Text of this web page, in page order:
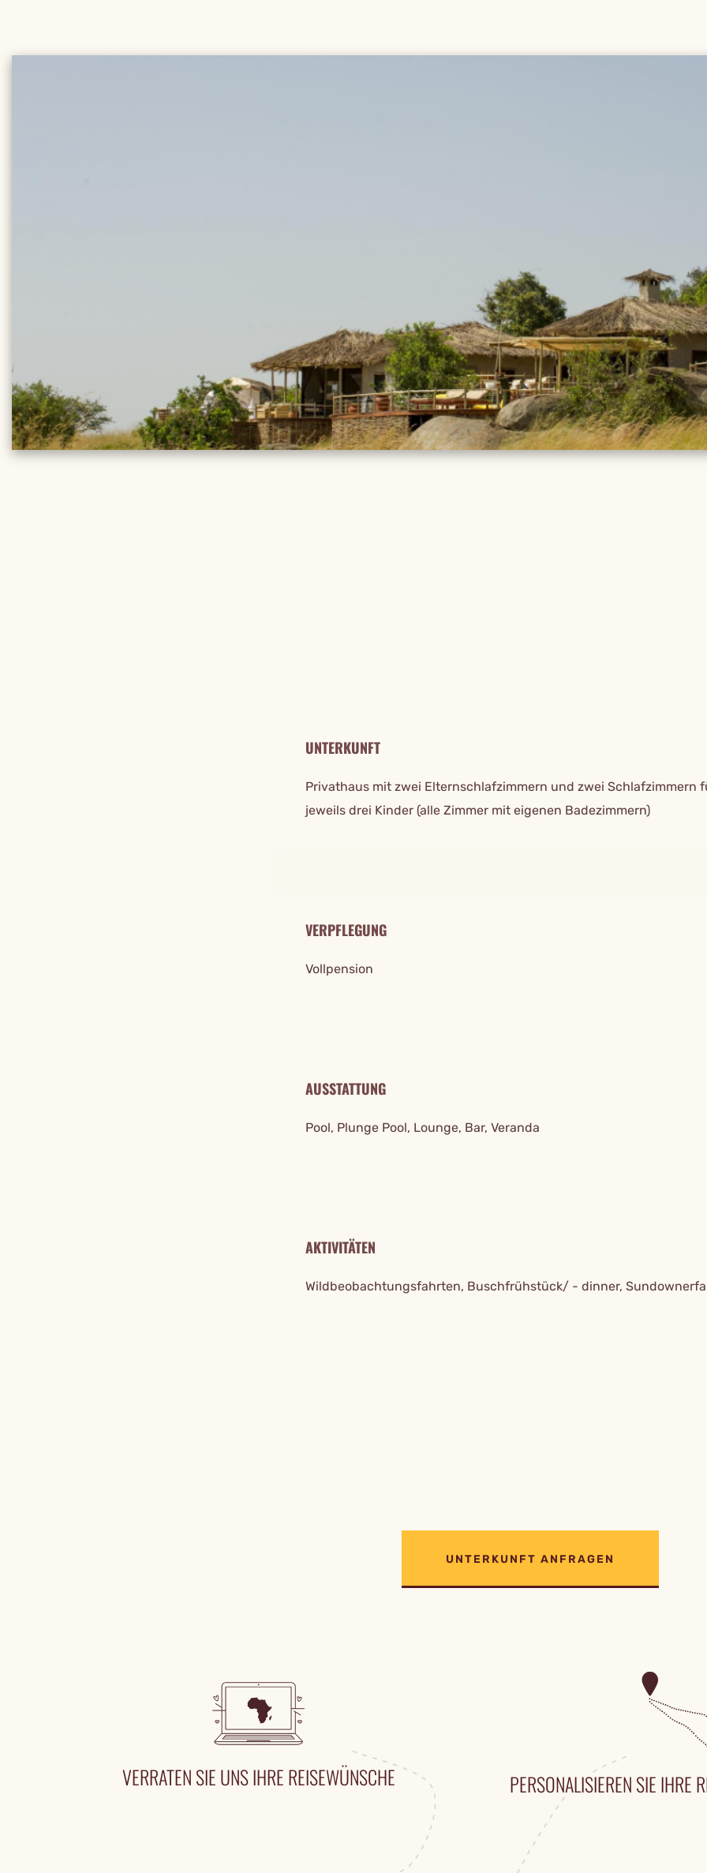
UNTERKUNFT
Privathaus mit zwei Elternschlafzimmern und zwei Schlafzimmern
jeweils drei Kinder (alle Zimmer mit eigenen Badezimmern)
VERPFLEGUNG
Vollpension
AUSSTATTUNG
Pool, Plunge Pool, Lounge, Bar, Veranda
AKTIVITÄTEN
Wildbeobachtungsfahrten, Buschfrühstück/ - dinner,
UNTERKUNFT ANFRAGEN
VERRATEN SIE UNS IHRE REISEWÜNSCHE PERSONALISIEREN SIE IHRE